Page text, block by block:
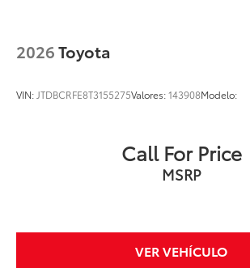
2026Toyota
VIN: JTDBCRFE8T3155275Valores:143908Modelo:
Call For Price
MSRP
VER VEHÍCULO